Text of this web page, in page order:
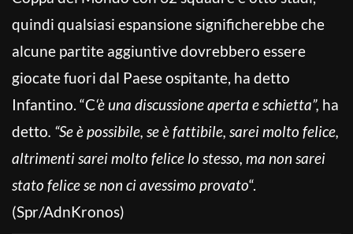
quindi qualsiasi espansione significherebbe che
alcune partite aggiuntive dovrebbero essere
giocate fuori dal Paese ospitante, ha detto
Infantino. “C‘è una discussione aperta e schietta”, ha
detto. “Se è possibile, se è fattibile, sarei molto felice,
altrimenti sarei molto felice lo stesso, ma non sarei
stato felice se non ci avessimo provato“.
(Spr/AdnKronos)